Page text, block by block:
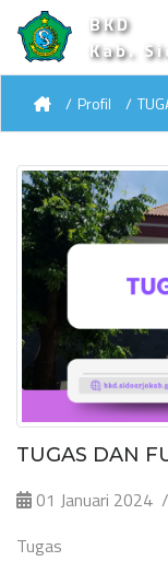
BKD
Kab.
Profil
TUGAS DAN
01 Januari 2024
Tugas